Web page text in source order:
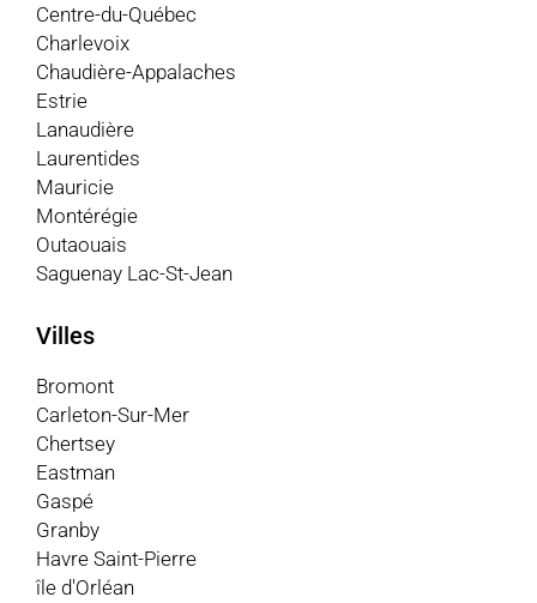
Centre-du-Québec
Charlevoix
Chaudière-Appalaches
Estrie
Lanaudière
Laurentides
Mauricie
Montérégie
Outaouais
Saguenay Lac-St-Jean
Villes
Bromont
Carleton-Sur-Mer
Chertsey
Eastman
Gaspé
Granby
Havre Saint-Pierre
île d'Orléan